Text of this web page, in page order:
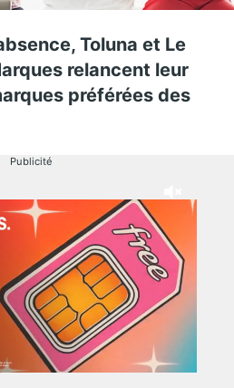
Toluna et Le
relancent leur
préférées des
Publicité